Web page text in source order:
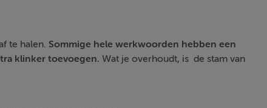
te halen. Sommige hele werkwoorden hebben een
klinker toevoegen. Wat je overhoudt, is de stam van